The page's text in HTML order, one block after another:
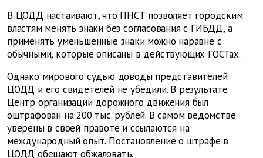
В ЦОДД настаивают, что ПНСТ позволяет городским
властям менять знаки без согласования с ГИБДД, а
применять уменьшенные знаки можно наравне с
обычными, которые описаны в действующих ГОСТах.
Однако мирового судью доводы представителей
ЦОДД и его свидетелей не убедили. В результате
Центр организации дорожного движения был
оштрафован на 200 тыс. рублей. В самом ведомстве
уверены в своей правоте и ссылаются на
международный опыт. Постановление о штрафе в
ЦОДД обещают обжаловать.